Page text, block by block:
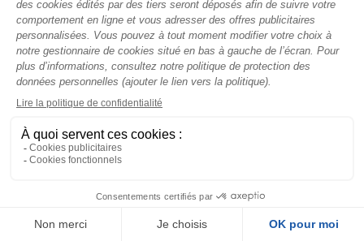
CDI
Débutant
Publié il y a 1 semaine
AFFRÉTEUR
NATIONAL/INTERNATIONAL
France (68390)